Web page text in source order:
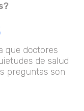
que doctores
de salud
preguntas son